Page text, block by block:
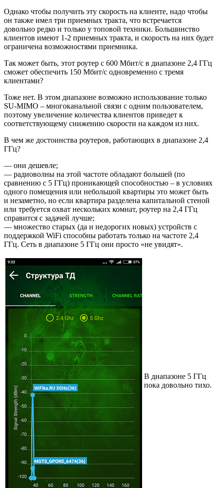
Однако чтобы получить эту скорость на клиенте, надо чтобы
он также имел три приемных тракта, что встречается
довольно редко и только у топовой техники. Большинство
клиентов имеют 1-2 приемных тракта, и скорость на них будет
ограничена возможностями приемника.
Так может быть, этот роутер с 600 Мбит/с в диапазоне 2,4 ГГц
сможет обеспечить 150 Мбит/с одновременно с тремя
клиентами?
Тоже нет. В этом диапазоне возможно использование только
SU-MIMO – многоканальной связи с одним пользователем,
поэтому увеличение количества клиентов приведет к
соответствующему снижению скорости на каждом из них.
В чем же достоинства роутеров, работающих в диапазоне 2,4
ГГц?
— они дешевле;
— радиоволны на этой частоте обладают большей (по
сравнению с 5 ГГц) проникающей способностью – в условиях
одного помещения или небольшой квартиры это может быть
и незаметно, но если квартира разделена капитальной стеной
или требуется охват нескольких комнат, роутер на 2,4 ГГц
справится с задачей лучше;
— множество старых (да и недорогих новых) устройств с
поддержкой WiFi способны работать только на частоте 2,4
ГГц. Сеть в диапазоне 5 ГГц они просто «не увидят».
В диапазоне 5 ГГц
пока довольно тихо.